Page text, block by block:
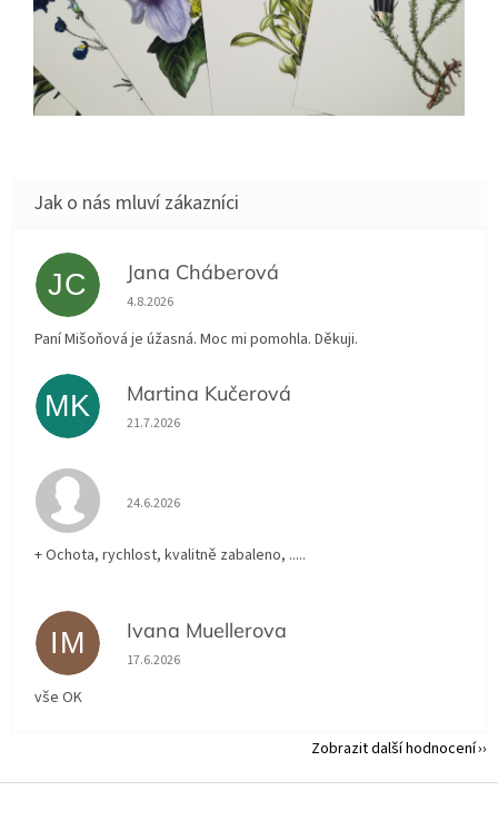
JC Jana Cháberová
Hodnocení obchodu je 5 z 5 hvězdiček.
4.8.2026
Paní Mišoňová je úžasná. Moc mi pomohla. Děkuji.
MK Martina Kučerová
Hodnocení obchodu je 5 z 5 hvězdiček.
21.7.2026
Hodnocení obchodu je 5 z 5 hvězdiček.
24.6.2026
+ Ochota, rychlost, kvalitně zabaleno, .....
IM Ivana Muellerova
Hodnocení obchodu je 5 z 5 hvězdiček.
17.6.2026
vše OK
Zobrazit další hodnocení
Z